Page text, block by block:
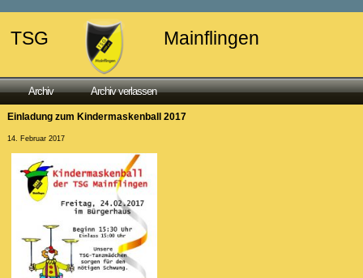
TSG Mainflingen
Archiv Archiv verlassen
Einladung zum Kindermaskenball 2017
14. Februar 2017